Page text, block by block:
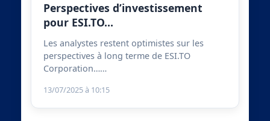
Perspectives d’investissement
pour ESI.TO…
Les analystes restent optimistes sur les
perspectives à long terme de ESI.TO
Corporation……
13/07/2025 à 10:15